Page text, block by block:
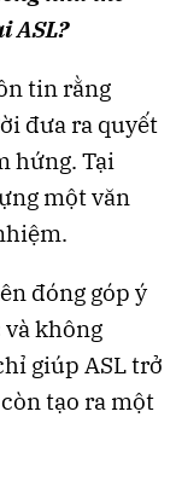
ASL?
tin rằng
đưa ra quyết
hứng. Tại
một văn
đóng góp ý
không
giúp ASL trở
tạo ra một